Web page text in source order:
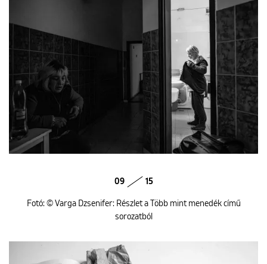
09 15
Fotó: © Varga Dzsenifer: Részlet a Több mint menedék című
sorozatból